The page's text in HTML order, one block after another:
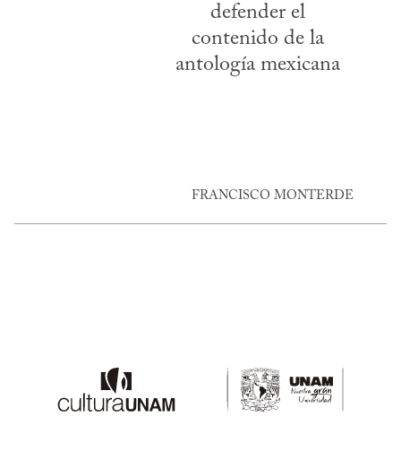
defender el
contenido de la
antología mexicana
FRANCISCO MONTERDE